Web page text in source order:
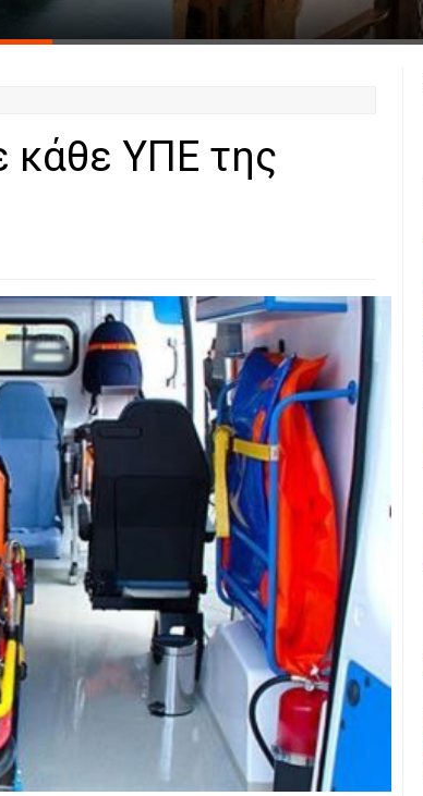
κάθε ΥΠΕ της